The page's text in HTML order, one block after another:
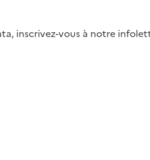
inscrivez-vous à notre